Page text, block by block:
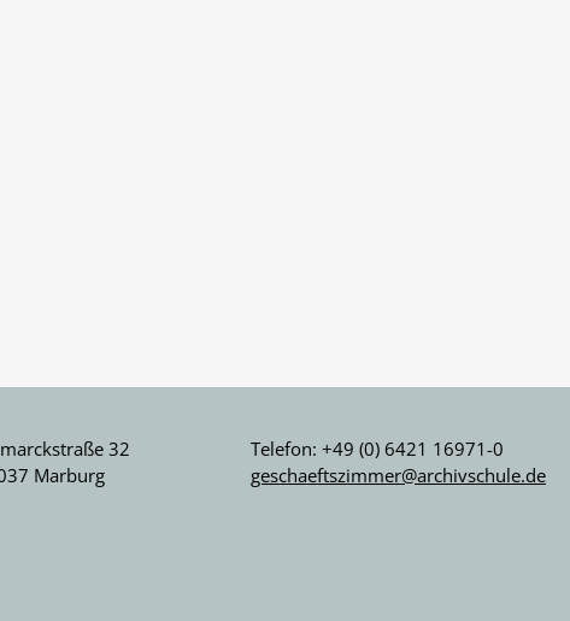
32
Marburg
Telefon: +49 (0) 6421 16971-0
geschaeftszimmer@archivschule.de